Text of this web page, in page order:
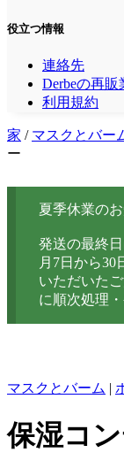
役立つ情報
連絡先
Derbeの再販
利用規約
家 / マスクとバー
ー
夏季休業の
発送の最終
月7日から30
いただいた
に順次処理
マスクとバーム |
保湿コ